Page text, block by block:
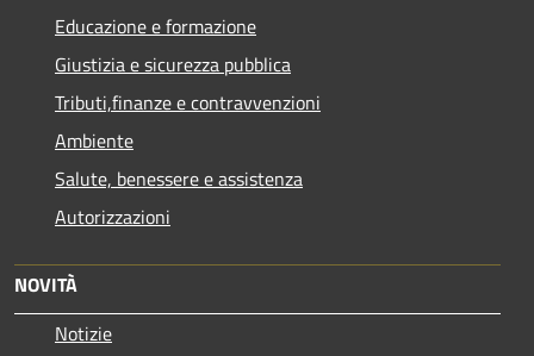
Educazione e formazione
Giustizia e sicurezza pubblica
Tributi,finanze e contravvenzioni
Ambiente
Salute, benessere e assistenza
Autorizzazioni
NOVITÀ
Notizie